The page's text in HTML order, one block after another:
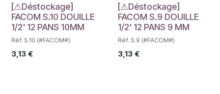
Déstockage
[⚠Déstockage]
FACOM S.10 DOUILLE
1/2' 12 PANS 10MM
Réf. S.10 (#FACOM#)
3,13 €
Déstockage
[⚠Déstockage]
FACOM S.9 DOUILLE
1/2' 12 PANS 9 MM
Réf. S.9 (#FACOM#)
3,13€